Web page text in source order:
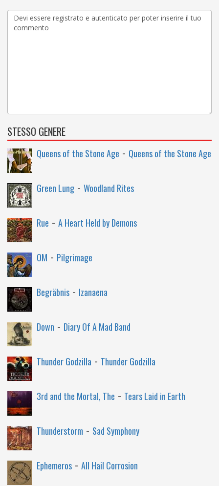
STESSO GENERE
Queens of the Stone Age - Queens of the Stone Age
Green Lung - Woodland Rites
Rue - A Heart Held by Demons
OM - Pilgrimage
Begräbnis - Izanaena
Down - Diary Of A Mad Band
Thunder Godzilla - Thunder Godzilla
3rd and the Mortal, The - Tears Laid in Earth
Thunderstorm - Sad Symphony
Ephemeros - All Hail Corrosion